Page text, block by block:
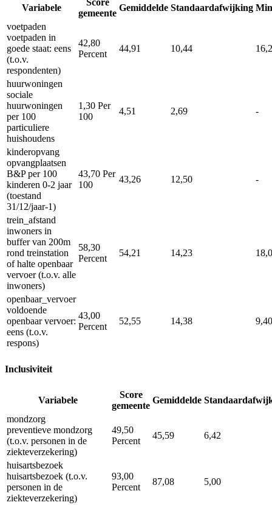
Variabele
Score
gemeente
Gemiddelde Standaardafwijking
voetpaden
voetpaden in
goede staat: eens
(t.o.v.
respondenten)
42,80
Percent
44,91 10,44
huurwoningen
sociale
huurwoningen
per 100
particuliere
huishoudens
1,30 Per
100
4,51 2,69 -
kinderopvang
opvangplaatsen
B&P per 100
kinderen 0-2 jaar
(toestand
31/12/jaar-1)
43,70 Per
100
43,26 12,50 -
trein_afstand
inwoners in
buffer van 200m
rond treinstation
of halte openbaar
vervoer (t.o.v. alle
inwoners)
58,30
Percent
54,21 14,23
openbaar_vervoer
voldoende
openbaar vervoer:
eens (t.o.v.
respons)
43,00
Percent
52,55 14,38 9,40
Inclusiviteit
Variabele
Score
gemeente
Gemiddelde
mondzorg
preventieve mondzorg
(t.o.v. personen in de
ziekteverzekering)
49,50
Percent
45,59 6,42
huisartsbezoek
huisartsbezoek (t.o.v.
personen in de
ziekteverzekering)
93,00
Percent
87,08 5,00